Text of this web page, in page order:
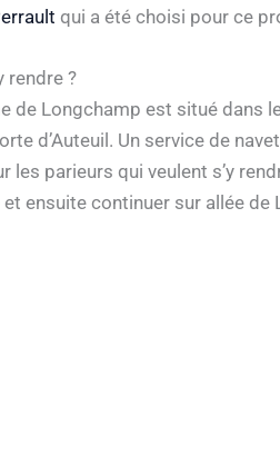
qui a été choisi pour ce
rendre ?
de Longchamp est situé dans
d’Auteuil. Un service de
les parieurs qui veulent s’y
ensuite continuer sur allée de